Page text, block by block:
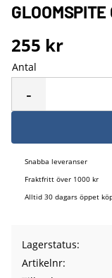
255 kr
Antal
-
Snabba leveranser
Fraktfritt över 1000 kr
Alltid 30 dagars öppet
Lagerstatus
Artikelnr